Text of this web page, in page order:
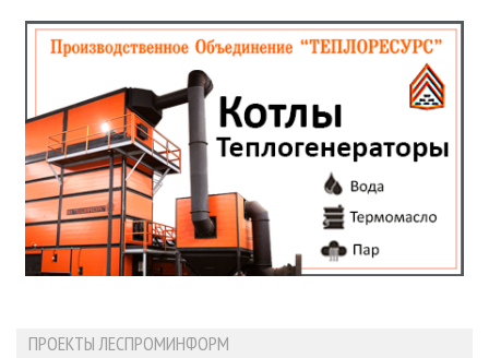
ПРОЕКТЫ ЛЕСПРОМИНФОРМ